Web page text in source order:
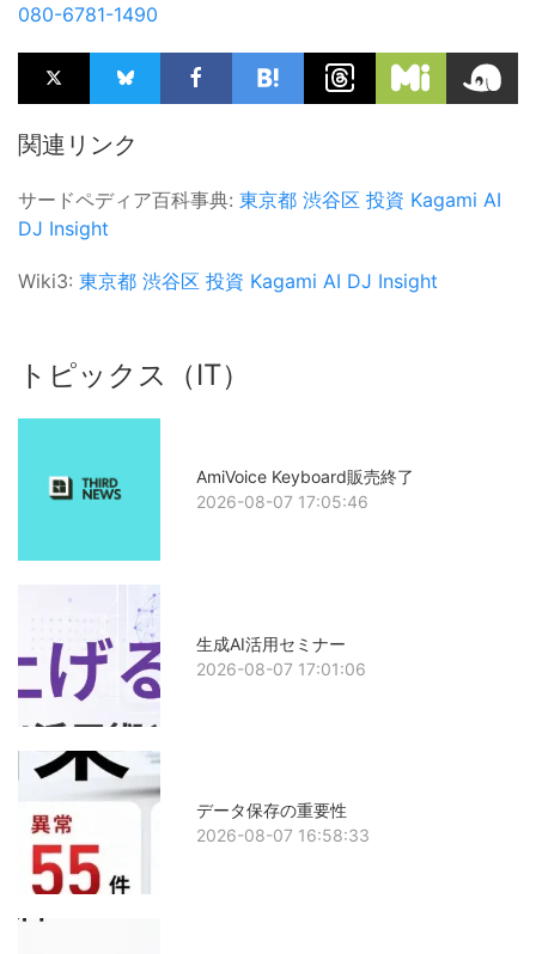
080-6781-1490
関連リンク
サードペディア百科事典: 東京都 渋谷区 投資 Kagami AI
DJ Insight
Wiki3: 東京都 渋谷区 投資 Kagami AI DJ Insight
トピックス（IT）
AmiVoice Keyboard販売終了
2026-08-07 17:05:46
生成AI活用セミナー
2026-08-07 17:01:06
データ保存の重要性
2026-08-07 16:58:33